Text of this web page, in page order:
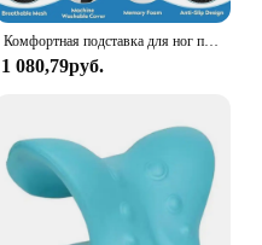
Комфортная подставка для ног под столом, вседневная подставка для облегчения боли и подставка для ног, эргономичная подставка для ног под столом для домашнего офиса, игр
1 080,79руб.